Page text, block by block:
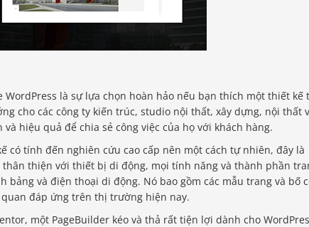
WordPress là sự lựa chọn hoàn hảo nếu bạn thích một thiết kế
cho các công ty kiến ​​trúc, studio nội thất, xây dựng, nội thất
hiệu quả để chia sẻ công việc của họ với khách hàng.
có tính đến nghiên cứu cao cấp nên một cách tự nhiên, đây là
thiện với thiết bị di động, mọi tính năng và thành phần
và điện thoại di động. Nó bao gồm các mẫu trang và bố
đáp ứng trên thị trường hiện nay.
một PageBuilder kéo và thả rất tiện lợi dành cho